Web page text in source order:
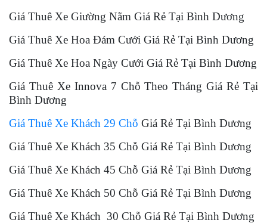
Giá Thuê Xe Giường Nằm Giá Rẻ Tại Bình Dương
Giá Thuê Xe Hoa Đám Cưới Giá Rẻ Tại Bình Dương
Giá Thuê Xe Hoa Ngày Cưới Giá Rẻ Tại Bình Dương
Giá Thuê Xe Innova 7 Chỗ Theo Tháng Giá Rẻ Tại
Bình Dương
Giá Thuê Xe Khách 29 Chỗ Giá Rẻ Tại Bình Dương
Giá Thuê Xe Khách 35 Chỗ Giá Rẻ Tại Bình Dương
Giá Thuê Xe Khách 45 Chỗ Giá Rẻ Tại Bình Dương
Giá Thuê Xe Khách 50 Chỗ Giá Rẻ Tại Bình Dương
Giá Thuê Xe Khách 30 Chỗ Giá Rẻ Tại Bình Dương